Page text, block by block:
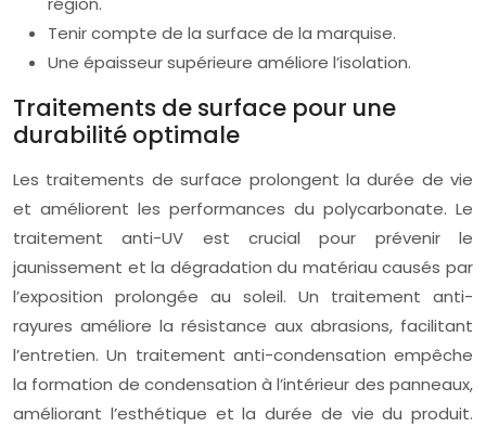
Tenir compte de la surface de la marquise.
Une épaisseur supérieure améliore l’isolation.
Traitements de surface pour une
durabilité optimale
Les traitements de surface prolongent la durée de vie
et améliorent les performances du polycarbonate. Le
traitement anti-UV est crucial pour prévenir le
jaunissement et la dégradation du matériau causés par
l’exposition prolongée au soleil. Un traitement anti-
rayures améliore la résistance aux abrasions, facilitant
l’entretien. Un traitement anti-condensation empêche
la formation de condensation à l’intérieur des panneaux,
améliorant l’esthétique et la durée de vie du produit.